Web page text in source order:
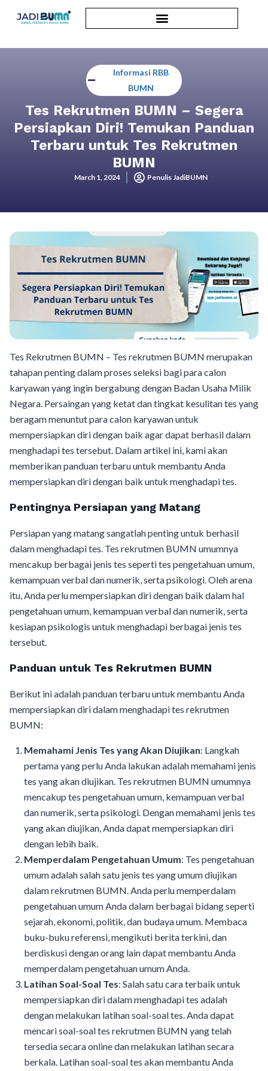
Informasi RBB
BUMN
Tes Rekrutmen BUMN – Segera
Persiapkan Diri! Temukan Panduan
Terbaru untuk Tes Rekrutmen
BUMN
March 1, 2024 Penulis JadiBUMN
Tes Rekrutmen BUMN – Tes rekrutmen BUMN merupakan
tahapan penting dalam proses seleksi bagi para calon
karyawan yang ingin bergabung dengan Badan Usaha Milik
Negara. Persaingan yang ketat dan tingkat kesulitan tes yang
beragam menuntut para calon karyawan untuk
mempersiapkan diri dengan baik agar dapat berhasil dalam
menghadapi tes tersebut. Dalam artikel ini, kami akan
memberikan panduan terbaru untuk membantu Anda
mempersiapkan diri dengan baik untuk menghadapi tes.
Pentingnya Persiapan yang Matang
Persiapan yang matang sangatlah penting untuk berhasil
dalam menghadapi tes. Tes rekrutmen BUMN umumnya
mencakup berbagai jenis tes seperti tes pengetahuan umum,
kemampuan verbal dan numerik, serta psikologi. Oleh arena
itu, Anda perlu mempersiapkan diri dengan baik dalam hal
pengetahuan umum, kemampuan verbal dan numerik, serta
kesiapan psikologis untuk menghadapi berbagai jenis tes
tersebut.
Panduan untuk Tes Rekrutmen BUMN
Berikut ini adalah panduan terbaru untuk membantu Anda
mempersiapkan diri dalam menghadapi tes rekrutmen
BUMN:
Memahami Jenis Tes yang Akan Diujikan: Langkah
pertama yang perlu Anda lakukan adalah memahami jenis
tes yang akan diujikan. Tes rekrutmen BUMN umumnya
mencakup tes pengetahuan umum, kemampuan verbal
dan numerik, serta psikologi. Dengan memahami jenis tes
yang akan diujikan, Anda dapat mempersiapkan diri
dengan lebih baik.
Memperdalam Pengetahuan Umum: Tes pengetahuan
umum adalah salah satu jenis tes yang umum diujikan
dalam rekrutmen BUMN. Anda perlu memperdalam
pengetahuan umum Anda dalam berbagai bidang seperti
sejarah, ekonomi, politik, dan budaya umum. Membaca
buku-buku referensi, mengikuti berita terkini, dan
berdiskusi dengan orang lain dapat membantu Anda
memperdalam pengetahuan umum Anda.
Latihan Soal-Soal Tes: Salah satu cara terbaik untuk
mempersiapkan diri dalam menghadapi tes adalah
dengan melakukan latihan soal-soal tes. Anda dapat
mencari soal-soal tes rekrutmen BUMN yang telah
tersedia secara online dan melakukan latihan secara
berkala. Latihan soal-soal tes akan membantu Anda